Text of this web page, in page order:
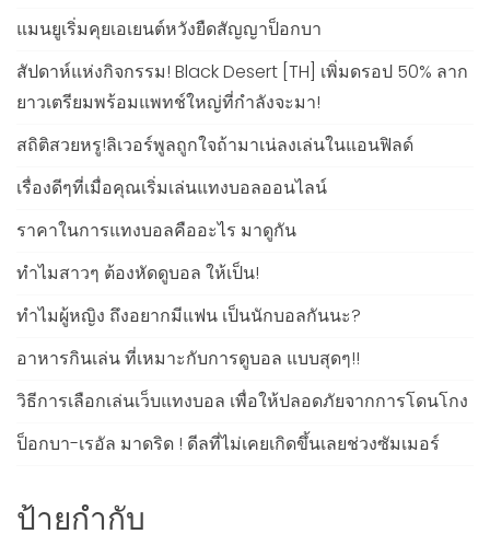
แมนยูเริ่มคุยเอเยนต์หวังยืดสัญญาป็อกบา
สัปดาห์แห่งกิจกรรม! Black Desert [TH] เพิ่มดรอป 50% ลาก
ยาวเตรียมพร้อมแพทช์ใหญ่ที่กำลังจะมา!
สถิติสวยหรู!ลิเวอร์พูลถูกใจถ้ามาเน่ลงเล่นในแอนฟิลด์
เรื่องดีๆที่เมื่อคุณเริ่มเล่นแทงบอลออนไลน์
ราคาในการแทงบอลคืออะไร มาดูกัน
ทำไมสาวๆ ต้องหัดดูบอล ให้เป็น!
ทำไมผู้หญิง ถึงอยากมีแฟน เป็นนักบอลกันนะ?
อาหารกินเล่น ที่เหมาะกับการดูบอล แบบสุดๆ!!
วิธีการเลือกเล่นเว็บแทงบอล เพื่อให้ปลอดภัยจากการโดนโกง
ป็อกบา-เรอัล มาดริด ! ดีลที่ไม่เคยเกิดขึ้นเลยช่วงซัมเมอร์
ป้ายกำกับ